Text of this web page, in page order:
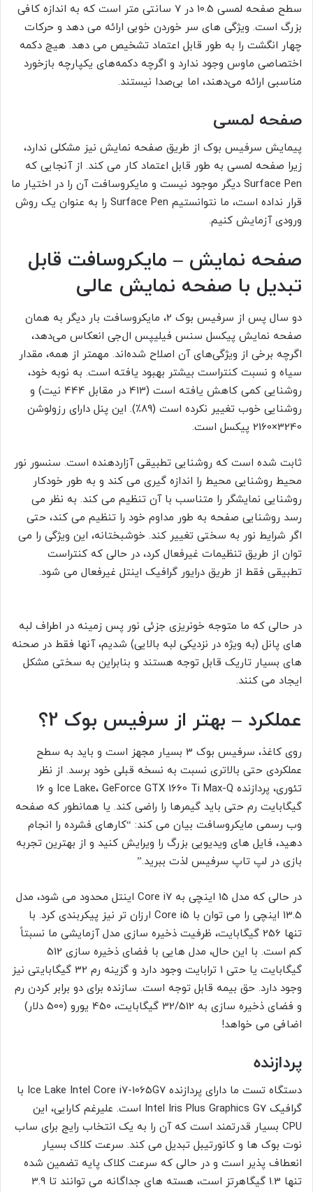
سطح صفحه لمسی 10.5 در 7 سانتی متر است که به اندازه کافی
بزرگ است. ویژگی های سر خوردن خوبی ارائه می دهد و حرکات
چهار انگشت را به طور قابل اعتماد تشخیص می دهد. هیچ دکمه
اختصاصی ماوس وجود ندارد و اگرچه دکمه‌های یکپارچه بازخورد
مناسبی ارائه می‌دهند، اما بی‌صدا نیستند.
صفحه لمسی
پیمایش سرفیس بوک از طریق صفحه نمایش نیز مشکلی ندارد،
زیرا صفحه لمسی به طور قابل اعتماد کار می کند. از آنجایی که
Surface Pen دیگر موجود نیست و مایکروسافت آن را در اختیار ما
قرار نداده است، ما نتوانستیم Surface Pen را به عنوان یک روش
ورودی آزمایش کنیم.
صفحه نمایش – مایکروسافت قابل
تبدیل با صفحه نمایش عالی
دو سال پس از سرفیس بوک 2، مایکروسافت بار دیگر به همان
صفحه نمایش پیکسل سنس فیلیپس ال‌جی انعکاس می‌دهد،
اگرچه برخی از ویژگی‌های آن اصلاح شده‌اند. مهمتر از همه، مقدار
سیاه و نسبت کنتراست بیشتر بهبود یافته است. به نوبه خود،
روشنایی کمی کاهش یافته است (413 در مقابل 444 نیت) و
روشنایی خوب تغییر نکرده است (89٪). این پنل دارای رزولوشن
3240×2160 پیکسل است.
ثابت شده است که روشنایی تطبیقی آزاردهنده است. سنسور نور
محیط روشنایی محیط را اندازه گیری می کند و به طور خودکار
روشنایی نمایشگر را متناسب با آن تنظیم می کند. به نظر می
رسد روشنایی صفحه به طور مداوم خود را تنظیم می کند، حتی
اگر شرایط نور به سختی تغییر کند. خوشبختانه، این ویژگی را می
توان از طریق تنظیمات غیرفعال کرد، در حالی که کنتراست
تطبیقی فقط از طریق درایور گرافیک اینتل غیرفعال می شود.
در حالی که ما متوجه خونریزی جزئی نور پس زمینه در اطراف لبه
های پانل (به ویژه در نزدیکی لبه بالایی) شدیم، آنها فقط در صحنه
های بسیار تاریک قابل توجه هستند و بنابراین به سختی مشکل
ایجاد می کنند.
عملکرد – بهتر از سرفیس بوک 2؟
روی کاغذ، سرفیس بوک 3 بسیار مجهز است و باید به سطح
عملکردی حتی بالاتری نسبت به نسخه قبلی خود برسد. از نظر
تئوری، پردازنده Ice Lake، GeForce GTX 1660 Ti Max-Q و 16
گیگابایت رم حتی باید گیمرها را راضی کند. یا همانطور که صفحه
وب رسمی مایکروسافت بیان می کند: “کارهای فشرده را انجام
دهید، فایل های ویدیویی بزرگ را ویرایش کنید و از بهترین تجربه
بازی در لپ تاپ سرفیس لذت ببرید.”
در حالی که مدل 15 اینچی به Core i7 اینتل محدود می شود، مدل
13.5 اینچی را می توان با Core i5 ارزان تر نیز پیکربندی کرد. با
تنها 256 گیگابایت، ظرفیت ذخیره سازی مدل آزمایشی ما نسبتاً
کم است. با این حال، مدل هایی با فضای ذخیره سازی 512
گیگابایت یا حتی 1 ترابایت وجود دارد و گزینه رم 32 گیگابایتی نیز
وجود دارد. حق بیمه قابل توجه است. سازنده برای دو برابر کردن رم
و فضای ذخیره سازی به 32/512 گیگابایت، 450 یورو (500 دلار)
اضافی می خواهد!
پردازنده
دستگاه تست ما دارای پردازنده Ice Lake Intel Core i7-1065G7 با
گرافیک Intel Iris Plus Graphics G7 است. علیرغم کارایی، این
CPU بسیار قدرتمند است که آن را به یک انتخاب رایج برای ساب
نوت بوک ها و کانورتیبل تبدیل می کند. سرعت کلاک بسیار
انعطاف پذیر است و در حالی که سرعت کلاک پایه تضمین شده
تنها 1.3 گیگاهرتز است، هسته های جداگانه می توانند تا 3.9